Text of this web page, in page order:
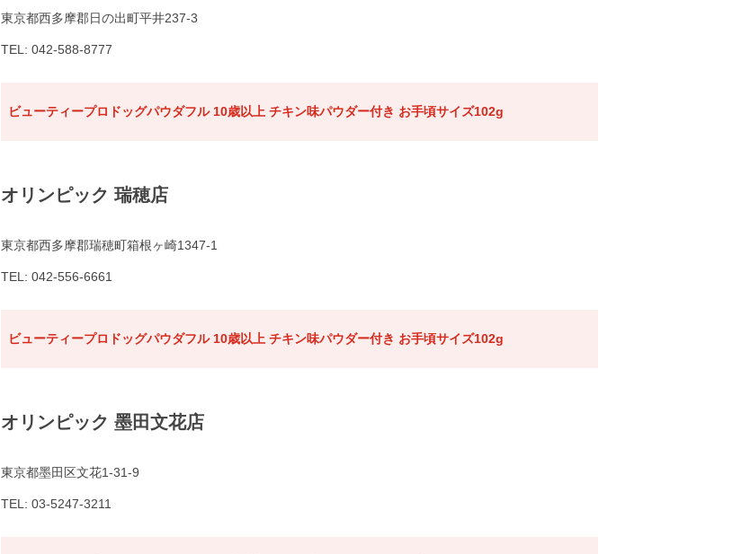
東京都西多摩郡日の出町平井237-3
TEL: 042-588-8777
ビューティープロドッグパウダフル 10歳以上 チキン味パウダー付き お手頃サイズ102g
オリンピック 瑞穂店
東京都西多摩郡瑞穂町箱根ヶ崎1347-1
TEL: 042-556-6661
ビューティープロドッグパウダフル 10歳以上 チキン味パウダー付き お手頃サイズ102g
オリンピック 墨田文花店
東京都墨田区文花1-31-9
TEL: 03-5247-3211